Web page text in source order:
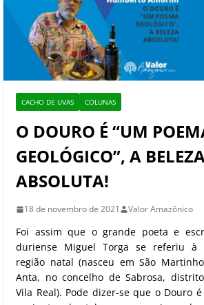
CACHO DE UVAS COLUNAS
O DOURO É “UM
GEOLÓGICO”, A
ABSOLUTA!
18 de novembro de 2021 Valor Amazônico
Foi assim que o grande poeta e
duriense Miguel Torga se referiu à
região natal (nasceu em São
Anta, no concelho de Sabrosa,
Vila Real). Pode dizer-se que o Douro